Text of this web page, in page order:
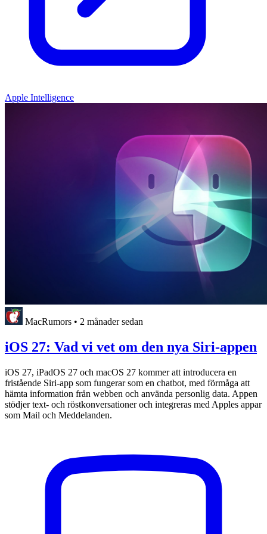
Apple Intelligence
MacRumors • 2 månader sedan
iOS 27: Vad vi vet om den nya Siri-appen
iOS 27, iPadOS 27 och macOS 27 kommer att introducera en
fristående Siri-app som fungerar som en chatbot, med förmåga att
hämta information från webben och använda personlig data. Appen
stödjer text- och röstkonversationer och integreras med Apples appar
som Mail och Meddelanden.